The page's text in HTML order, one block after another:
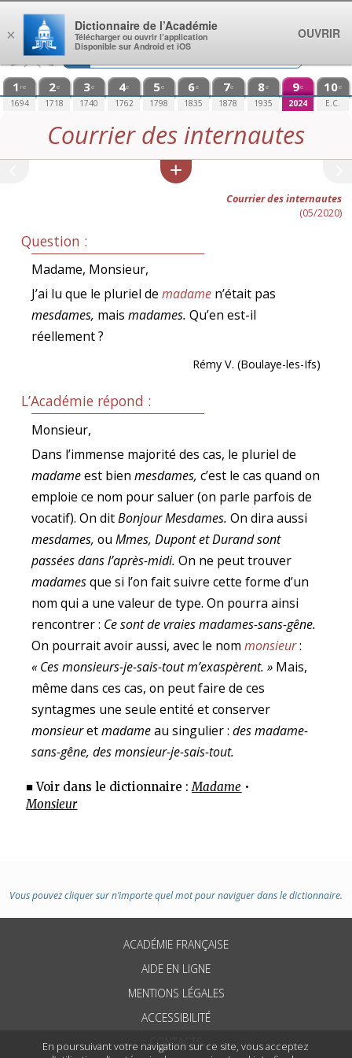
En poursuivant votre navigation sur ce site, vous acceptez
Aller au contenu
1 re
1694
2e
1718
3e
1740
4e
1762
5e
1798
6e
1835
7e
1878
8e
1935
9e
2024
10e
E.C.
Courrier des internautes
Courrier des internautes
(05/2020)
Question :
Madame, Monsieur,
J’ai lu que le pluriel de madamen’était pas
mesdames, mais madames. Qu’en est-il
réellement ?
Rémy V. (Boulaye-les-Ifs)
L’Académie répond :
Monsieur,
Dans l’immense majorité des cas, le pluriel de
madameest bien mesdames, c’est le cas quand on
emploie ce nom pour saluer (on parle parfois de
vocatif). On ditBonjour Mesdames. On dira aussi
mesdames, ou Mmes, Dupont et Durand sont
passées dans l’après-midi. On ne peut trouver
madamesque si l’on fait suivre cette forme d’un
nom qui a une valeur de type. On pourra ainsi
rencontrer : Ce sont de vraies madames-sans-gêne.
On pourrait avoir aussi, avec le nom monsieur:
« Ces monsieurs-je-sais-tout m’exaspèrent. »Mais,
même dans ces cas, on peut faire de ces
syntagmes une seule entité et conserver
monsieuretmadameau singulier : des madame-
sans-gêne, des monsieur-je-sais-tout.
■ Voir dans le dictionnaire :Madame •
Monsieur
Vous pouvez cliquer sur n’importe quel mot pour naviguer dans le dictionnaire.
ACADÉMIE FRANÇAISE
AIDE EN LIGNE
MENTIONS LÉGALES
ACCESSIBILITÉ
CONTACTS
×
Dictionnaire de l’Académie
Télécharger ou ouvrir l’application
Disponible sur Android et iOS
OUVRIR